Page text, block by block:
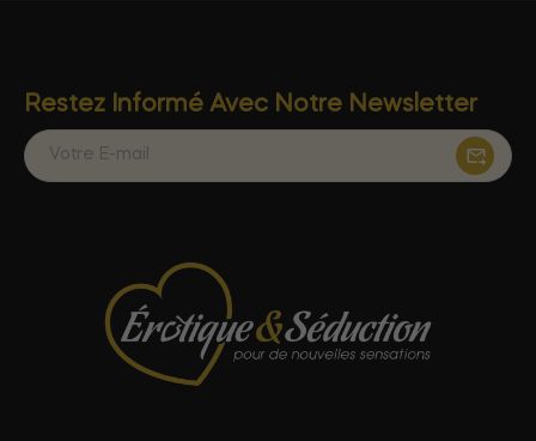
Restez Informé Avec Notre Newsletter